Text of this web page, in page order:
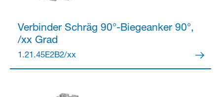
VerbinderSchräg 90°-Biegeanker 90°,
/xx Grad
1.21.45E2B2/xx